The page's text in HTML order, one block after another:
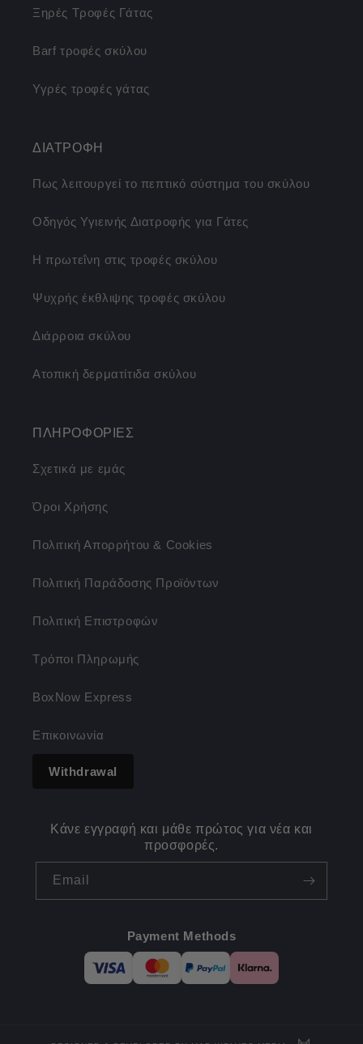
Ξηρές Τροφές Γάτας
Barf τροφές σκύλου
Υγρές τροφές γάτας
ΔΙΑΤΡΟΦΗ
Πως λειτουργεί το πεπτικό σύστημα του σκύλου
Οδηγός Υγιεινής Διατροφής για Γάτες
Η πρωτεΐνη στις τροφές σκύλου
Ψυχρής έκθλιψης τροφές σκύλου
Διάρροια σκύλου
Ατοπική δερματίτιδα σκύλου
ΠΛΗΡΟΦΟΡΙΕΣ
Σχετικά με εμάς
Όροι Χρήσης
Πολιτική Απορρήτου & Cookies
Πολιτική Παράδοσης Προϊόντων
Πολιτική Επιστροφών
Τρόποι Πληρωμής
BoxNow Express
Επικοινωνία
Withdrawal
Κάνε εγγραφή και μάθε πρώτος για νέα και
προσφορές.
Email
Payment Methods